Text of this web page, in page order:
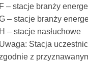
F – stacje branży
– stacje branży
H – stacje nasłuchowe
Uwaga: Stacja
zgodnie z